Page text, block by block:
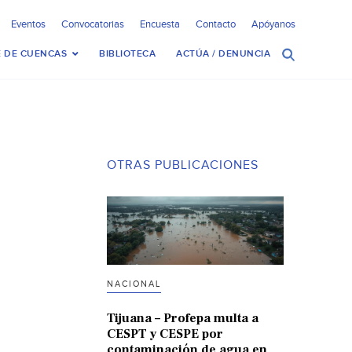
Eventos Convocatorias Encuesta Contacto Apóyanos
DE CUENCAS BIBLIOTECA ACTÚA / DENUNCIA
OTRAS PUBLICACIONES
NACIONAL
Tijuana – Profepa multa a
CESPT y CESPE por